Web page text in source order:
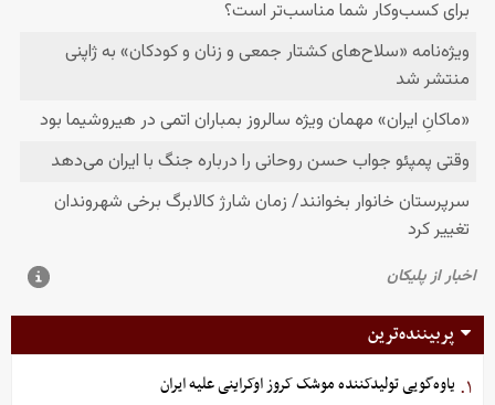
پربیننده‌ترین
۱. یاوه‌گویی تولیدکننده موشک کروز اوکراینی علیه ایران